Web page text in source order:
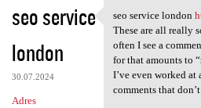
seo service
london
30.07.2024
Adres
seo service
seo service london
These are all really
often I see a
for that amounts to
I’ve even worked at
comments that